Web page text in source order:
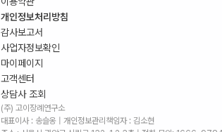
개인정보처리방침
감사보고서
사업자정보확인
마이페이지
고객센터
상담사 조회
(주) 고이장례연구소
대표이사 : 송슬옹 | 개인정보관리책임자 : 김소현